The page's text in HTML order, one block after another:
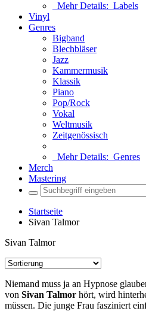
Mehr Details: Labels
Vinyl
Genres
Bigband
Blechbläser
Jazz
Kammermusik
Klassik
Piano
Pop/Rock
Vokal
Weltmusik
Zeitgenössisch
Mehr Details: Genres
Merch
Mastering
Startseite
Sivan Talmor
Sivan Talmor
Niemand muss ja an Hypnose
von Sivan Talmor hört, wird
müssen. Die junge Frau fasziniert